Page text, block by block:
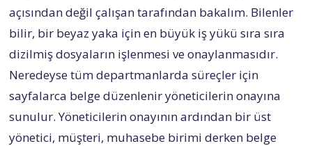
açısından değil çalışan tarafından bakalım. Bilenler
bilir, bir beyaz yaka için en büyük iş yükü sıra sıra
dizilmiş dosyaların işlenmesi ve onaylanmasıdır.
Neredeyse tüm departmanlarda süreçler için
sayfalarca belge düzenlenir yöneticilerin onayına
sunulur. Yöneticilerin onayının ardından bir üst
yönetici, müşteri, muhasebe birimi derken belge